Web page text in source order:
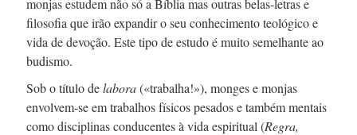
filosofia que irão expandir o seu conhecimento teológico e
vida de devoção. Este tipo de estudo é muito semelhante ao
budismo.
Sob o título delabora(«trabalha!»), monges e monjas
envolvem-seem trabalhos físicos pesados e também mentais
como disciplinas conducentes à vida espiritual (Regra,